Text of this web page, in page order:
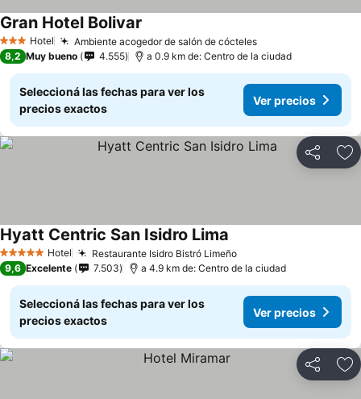
3 Estrellas
Hotel Ambiente acogedor de salón de cócteles
Gran Hotel Bolivar
8,2 Muy bueno 4.555 a 0.9 km de: Centro de la ciudad
Seleccioná las fechas para ver los
precios exactos
Ver precios
Compartir
5 Estrellas Hotel Restaurante Isidro Bistró Limeño
Hyatt Centric San Isidro Lima
9,6 Excelente 7.503 a 4.9 km de: Centro de la ciudad
Seleccioná las fechas para ver los
precios exactos
Ver precios
Compartir